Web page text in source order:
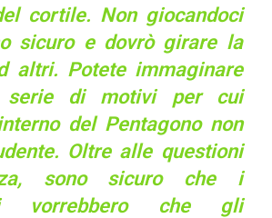
cortile. Non giocandoci
sicuro e dovrò girare la
altri. Potete immaginare
serie di motivi per cui
del Pentagono non
Oltre alle questioni
sono sicuro che i
vorrebbero che gli